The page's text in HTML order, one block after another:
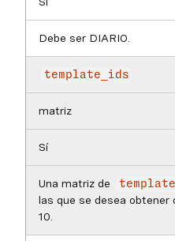
Debe ser DIARIO.
template_ids
matriz
Sí
Una matriz de
las que se desea obtener
10.